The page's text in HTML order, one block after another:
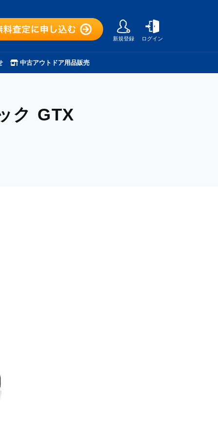
新規登録 ログイン
中古アウトドア用品販売
ク GTX